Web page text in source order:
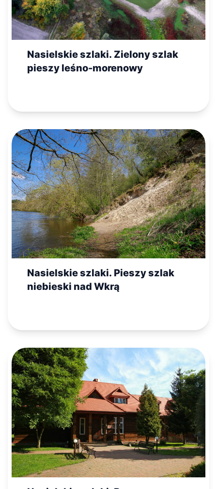
Nasielskie szlaki. Zielony szlak
pieszy leśno-morenowy
Nasielskie szlaki. Pieszy szlak
niebieski nad Wkrą